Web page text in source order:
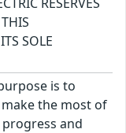
SOLE
is to
the most of
and